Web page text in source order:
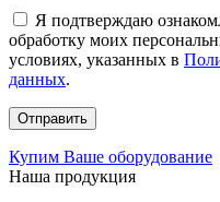
Я подтверждаю
обработку моих
условиях, указанных в
данных.
Купим Ваше оборудование
Наша продукция